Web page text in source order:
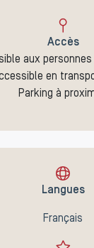
Accès
aux
en
Parking à
Langues
Français